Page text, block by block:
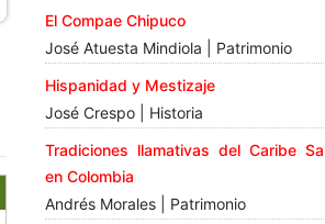
El Compae Chipuco
José Atuesta Mindiola | Patrimonio
Hispanidad y Mestizaje
José Crespo | Historia
Tradiciones llamativas del Caribe
en Colombia
Andrés Morales | Patrimonio